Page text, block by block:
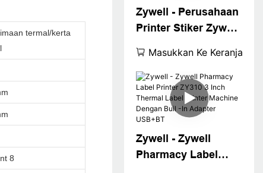
Zywell - Perusahaan
Printer Stiker Zywell
Kustom ZY310 DIY
Pencetakan Kata
Barcode Pic Printer
Termal
Masukkan Ke Keranjang
Zywell - Zywell
Pharmacy Label
termal/kerta
8